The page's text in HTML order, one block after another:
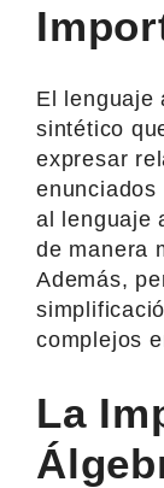
El lenguaje
sintético
expresar
al lenguaje
de manera
Además,
complejos
La